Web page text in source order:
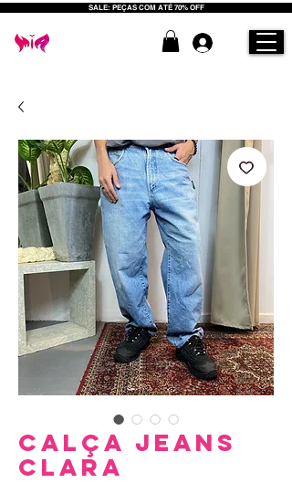
SALE: PEÇAS COM ATÉ 70% OFF
Calça Jeans
Clara